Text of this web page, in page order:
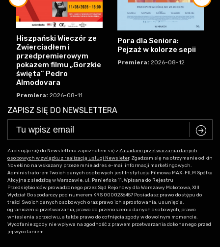
Hiszpański Wieczór ze
Zwierciadłem i
przedpremierowym
pokazem filmu „Gorzkie
święta” Pedro
Almodovara
Premiera: 2026-08-11
Pora dla Seniora:
Pejzaż w kolorze sepii
Premiera: 2026-08-12
ZAPISZ SIĘ DO NEWSLETTERA
C
Zapisując się do Newslettera zapoznałem się zZasadami przetwarzania danych
osobowych w związku z realizacją usługi Newsleter. Zgadzam się na otrzymanie od kin
Novekino na wskazany przeze mnie adres e-mail informacji marketingowych.
Administratorem Twoich danych osobowych jest Instytucja Filmowa MAX-FILM Spółka
Akcyjna z siedzibą w Warszawie, ul. Panieńska 11, Wpisana do Rejestru
Przedsiębiorców prowadzonego przez Sąd Rejonowy dla Warszawy Mokotowa, XIII
Wydział Gospodarczy pod numerem KRS 0000236457 Posiadasz prawo dostępu do
treści Swoich danych osobowych oraz prawo ich sprostowania, usunięcia,
ograniczenia przetwarzania, prawo do przenoszenia danych osobowych, prawo
wniesienia sprzeciwu, a także prawo do cofnięcia zgody w dowolnym momencie.
Wycofanie zgody nie wpływa na zgodność z prawem przetwarzania dokonanego przed
jej wycofaniem.